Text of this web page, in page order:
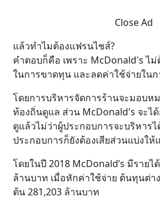
Close Ad
แล้วทำไมต้องแฟรนไชส์?
คำตอบก็คือ เพราะ McDonald's ไ
ในการขาดทุน และลดค่าใช้จ่ายใน
โดยการบริหารจัดการร้านจะมอบห
ท้องถิ่นดูแล ส่วน McDonald's จะไ
ดูแล้วไม่ว่าผู้ประกอบการจะบริหาร
ประกอบการก็ยังต้องเสียส่วนแบ่งใ
โดยในปี 2018 McDonald’s มีราย
ล้านบาท เมื่อหักค่าใช้จ่าย ต้นทุนต่า
ต้น 281,203 ล้านบาท